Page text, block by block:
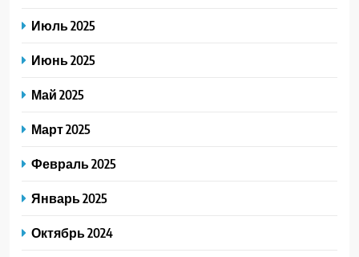
Июль 2025
Июнь 2025
Май 2025
Март 2025
Февраль 2025
Январь 2025
Октябрь 2024